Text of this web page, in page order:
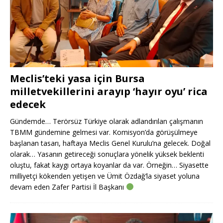
Meclis’teki yasa için Bursa
milletvekillerini arayıp ‘hayır oyu’ rica
edecek
Gündemde… Terörsüz Türkiye olarak adlandırılan çalışmanın
TBMM gündemine gelmesi var. Komisyon’da görüşülmeye
başlanan tasarı, haftaya Meclis Genel Kurulu’na gelecek. Doğal
olarak… Yasanın getireceği sonuçlara yönelik yüksek beklenti
oluştu, fakat kaygı ortaya koyanlar da var. Örneğin… Siyasette
milliyetçi kökenden yetişen ve Ümit Özdağ’la siyaset yoluna
devam eden Zafer Partisi İl Başkanı